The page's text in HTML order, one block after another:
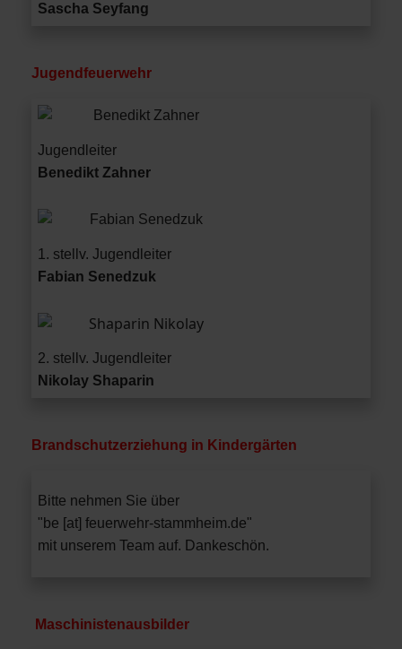
Sascha Seyfang
Jugendfeuerwehr
Jugendleiter
Jugendleiter
Benedikt Zahner
1. stellv. Jugendleiter
Fabian Senedzuk
2. stellv. Jugendleiter
Nikolay Shaparin
Brandschutzerziehung in Kindergärten
"be [at] feuerwehr-stammheim.de"
mit unserem Team Kontakt auf. Dankeschön.
Bitte nehmen Sie über
" be [at] feuerwehr-stammheim.de"
mit unserem Team auf. Dankeschön.
Maschinistenausbilder